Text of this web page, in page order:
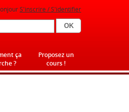
S'inscrire / S'identifier
ça
?
Proposez un
cours !